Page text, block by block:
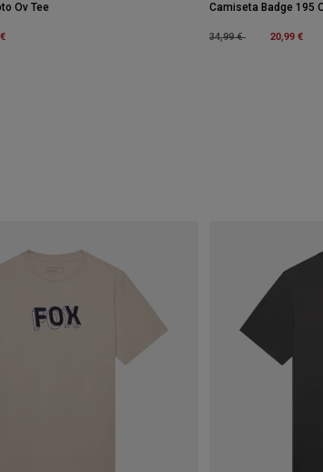
Ov Tee Camiseta Badge 195
Price reduced from
34,99 €to 20,99 €